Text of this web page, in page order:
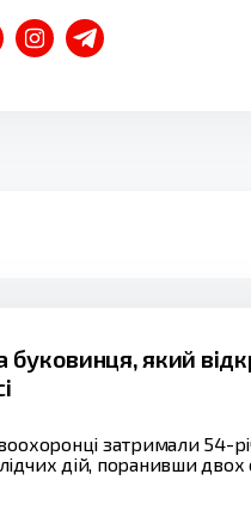
буковинця, який
затримали 54-
дій, поранивши двох